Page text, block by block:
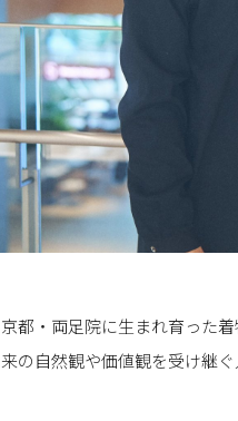
京都・両足院に生まれ育った
来の自然観や価値観を受け継